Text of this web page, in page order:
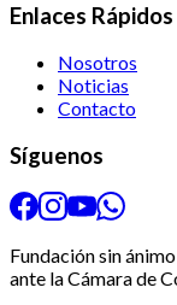
Enlaces Rápidos
Nosotros
Noticias
Contacto
Síguenos
Fundación sin
ante la Cámara de